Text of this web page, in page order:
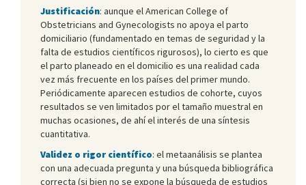
Justificación: aunque el American College of
Obstetricians and Gynecologists no apoya el parto
domiciliario (fundamentado en temas de seguridad y la
falta de estudios científicos rigurosos), lo cierto es que
el parto planeado en el domicilio es una realidad cada
vez más frecuente en los países del primer mundo.
Periódicamente aparecen estudios de cohorte, cuyos
resultados se ven limitados por el tamaño muestral en
muchas ocasiones, de ahí el interés de una síntesis
cuantitativa.
Validez o rigor científico: el metaanálisis se plantea
con una adecuada pregunta y una búsqueda bibliográfica
correcta (si bien no se expone la búsqueda de estudios